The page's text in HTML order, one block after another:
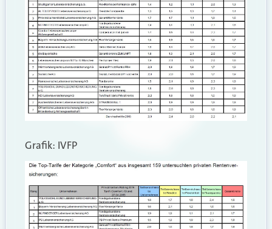
Grafik: IVFP